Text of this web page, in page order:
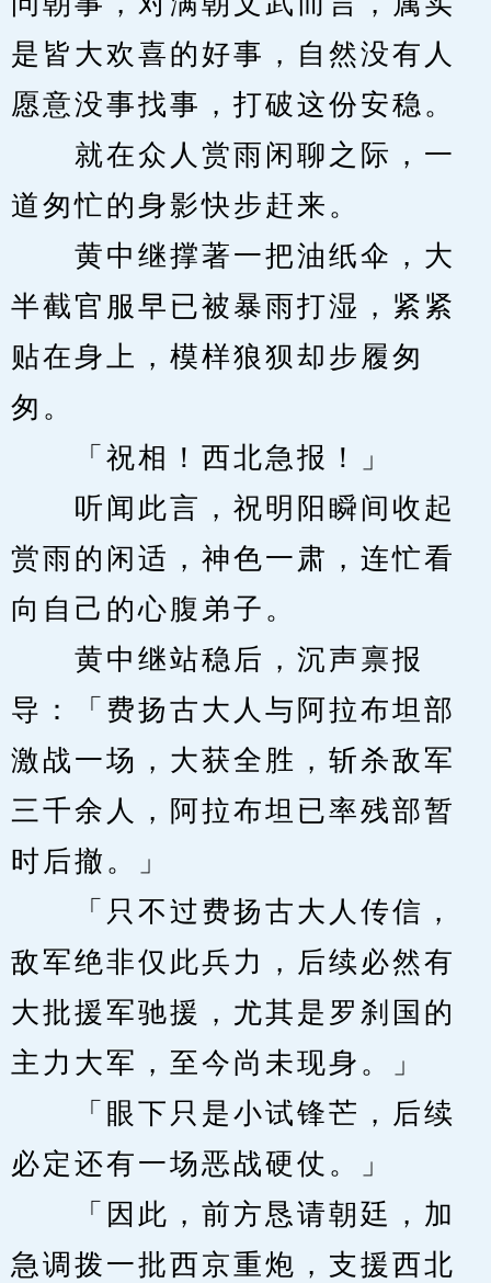
是皆大欢喜的好事，自然没有人
愿意没事找事，打破这份安稳。
就在众人赏雨闲聊之际，一
道匆忙的身影快步赶来。
黄中继撑著一把油纸伞，大
半截官服早已被暴雨打湿，紧紧
贴在身上，模样狼狈却步履匆
匆。
「祝相！西北急报！」
听闻此言，祝明阳瞬间收起
赏雨的闲适，神色一肃，连忙看
向自己的心腹弟子。
黄中继站稳后，沉声禀报
导：「费扬古大人与阿拉布坦部
激战一场，大获全胜，斩杀敌军
三千余人，阿拉布坦已率残部暂
时后撤。」
「只不过费扬古大人传信，
敌军绝非仅此兵力，后续必然有
大批援军驰援，尤其是罗刹国的
主力大军，至今尚未现身。」
「眼下只是小试锋芒，后续
必定还有一场恶战硬仗。」
「因此，前方恳请朝廷，加
急调拨一批西京重炮，支援西北